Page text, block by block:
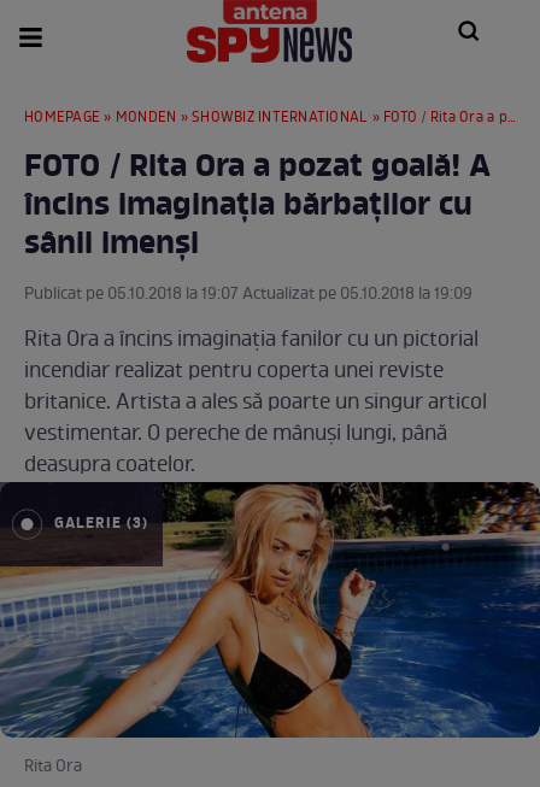
HOMEPAGE » MONDEN »SHOWBIZ INTERNATIONAL » FOTO / Rita Ora a pozat goală! A încins imaginaţia bărbaţilor cu sânii imenşi
FOTO / Rita Ora a pozat goală! A
încins imaginaţia bărbaţilor cu
sânii imenşi
Publicat pe 05.10.2018 la 19:07 Actualizat pe 05.10.2018 la 19:09
Rita Ora a încins imaginaţia fanilor cu un pictorial
incendiar realizat pentru coperta unei reviste
britanice. Artista a ales să poarte un singur articol
vestimentar. O pereche de mânuşi lungi, până
deasupra coatelor.
GALERIE (3)
Rita Ora